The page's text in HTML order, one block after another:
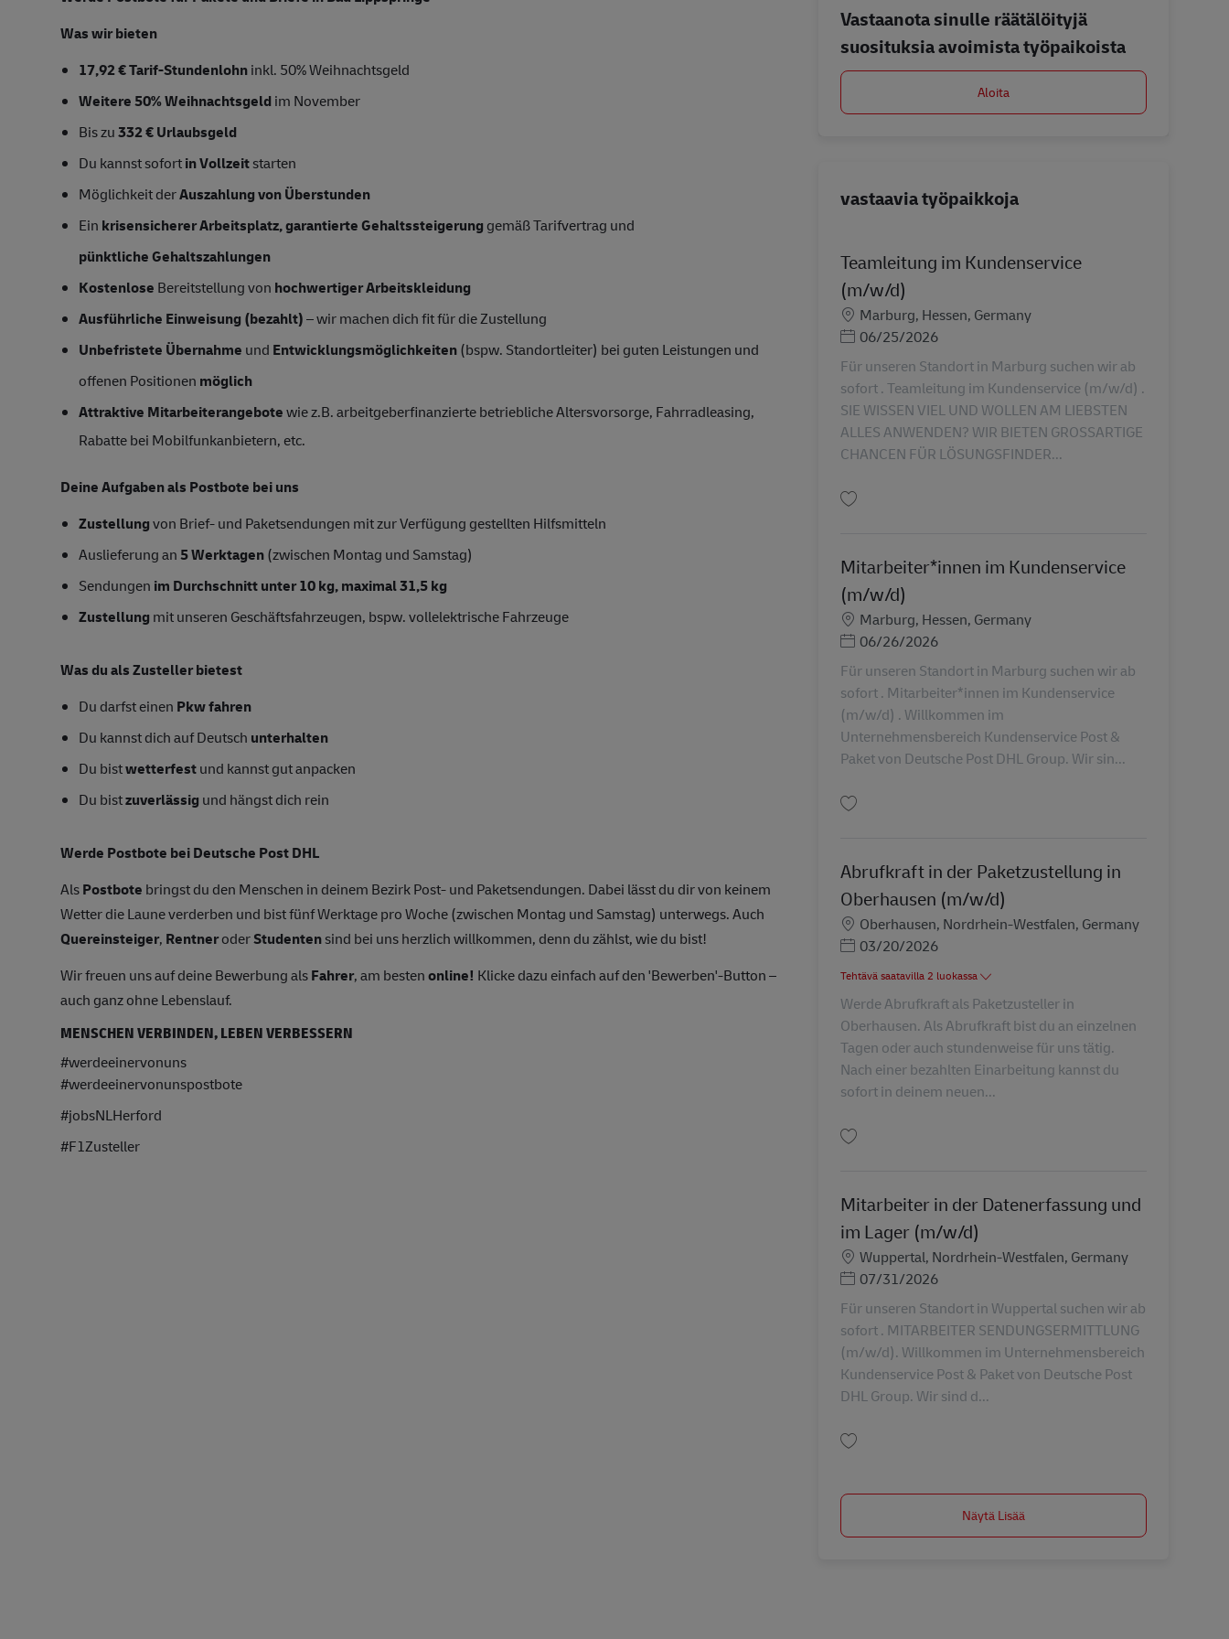
Was wir bieten
17,92 € Tarif-Stundenlohninkl. 50% Weihnachtsgeld
Weitere 50% Weihnachtsgeldim November
Bis zu332 € Urlaubsgeld
Du kannst sofortin Vollzeitstarten
Möglichkeit derAuszahlung von Überstunden
Ein krisensicherer Arbeitsplatz, garantierte Gehaltssteigerung gemäß Tarifvertrag und
pünktliche Gehaltszahlungen
Kostenlose Bereitstellung von hochwertiger Arbeitskleidung
Ausführliche Einweisung (bezahlt)– wir machen dich fit für die Zustellung
Unbefristete Übernahme und Entwicklungsmöglichkeiten(bspw. Standortleiter) bei guten Leistungen und
offenen Positionen möglich
Attraktive Mitarbeiterangebotewie z.B. arbeitgeberfinanzierte betriebliche Altersvorsorge, Fahrradleasing,
Rabatte bei Mobilfunkanbietern, etc.
Deine Aufgaben als Postbote bei uns
Zustellungvon Brief- und Paketsendungen mit zur Verfügung gestellten Hilfsmitteln
Auslieferung an5 Werktagen(zwischen Montag und Samstag)
Sendungen im Durchschnitt unter 10 kg, maximal 31,5 kg
Zustellung mit unseren Geschäftsfahrzeugen, bspw. vollelektrische Fahrzeuge
Was du als Zusteller bietest
Du darfst einen Pkw fahren
Du kannst dich auf Deutsch unterhalten
Du bistwetterfestund kannst gut anpacken
Du bistzuverlässig und hängst dich rein
Werde Postbote bei Deutsche Post DHL
AlsPostbote bringst du den Menschen in deinem Bezirk Post- und Paketsendungen. Dabei lässt du dir von keinem
Wetter die Laune verderben und bist fünf Werktage pro Woche (zwischen Montag und Samstag) unterwegs. Auch
Quereinsteiger, RentneroderStudentensind bei uns herzlich willkommen, denn du zählst, wie du bist!
Wir freuen uns auf deine Bewerbung alsFahrer, am bestenonline! Klicke dazu einfach auf den 'Bewerben'-Button –
auch ganz ohne Lebenslauf.
MENSCHEN VERBINDEN, LEBEN VERBESSERN
#werdeeinervonuns
#werdeeinervonunspostbote
#jobsNLHerford
#F1Zusteller
Vastaanota sinulle räätälöityjä
suosituksia avoimista työpaikoista
Aloita
vastaavia työpaikkoja
Teamleitung im Kundenservice
(m/w/d)
Sijainti
Marburg, Hessen, Germany
Posted Date
06/25/2026
Für unseren Standort in Marburg suchen wir ab
sofort . Teamleitung im Kundenservice (m/w/d) .
SIE WISSEN VIEL UND WOLLEN AM LIEBSTEN
ALLES ANWENDEN? WIR BIETEN GROSSARTIGE
CHANCEN FÜR LÖSUNGSFINDER...
Mitarbeiter*innen im Kundenservice
(m/w/d)
Sijainti
Marburg, Hessen, Germany
Posted Date
06/26/2026
Für unseren Standort in Marburg suchen wir ab
sofort . Mitarbeiter*innen im Kundenservice
(m/w/d) . Willkommen im
Unternehmensbereich Kundenservice Post &
Paket von Deutsche Post DHL Group. Wir sin...
Abrufkraft in der Paketzustellung in
Oberhausen (m/w/d)
Sijainti
Oberhausen, Nordrhein-Westfalen, Germany
Posted Date
03/20/2026
Tehtävä saatavilla 2 luokassa
Werde Abrufkraft als Paketzusteller in
Oberhausen. Als Abrufkraft bist du an einzelnen
Tagen oder auch stundenweise für uns tätig.
Nach einer bezahlten Einarbeitung kannst du
sofort in deinem neuen...
Mitarbeiter in der Datenerfassung und
im Lager (m/w/d)
Sijainti
Wuppertal, Nordrhein-Westfalen, Germany
Posted Date
07/31/2026
Für unseren Standort in Wuppertal suchen wir ab
sofort . MITARBEITER SENDUNGSERMITTLUNG
(m/w/d). Willkommen im Unternehmensbereich
Kundenservice Post & Paket von Deutsche Post
DHL Group. Wir sind d...
Näytä Lisää